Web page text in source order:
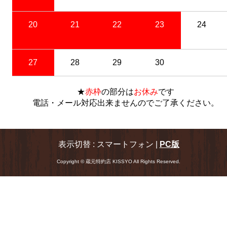
20 21 22 23 24
27 28 29 30
★赤枠の部分はお休みです
電話・メール対応出来ませんのでご了承ください。
表示切替 : スマートフォン | PC版
Copyright © 蔵元特約店 KISSYO All Rights Reserved.